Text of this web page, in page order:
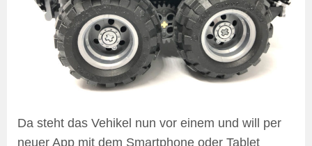
Da steht das Vehikel nun vor einem und will per
neuer App mit dem Smartphone oder Tablet